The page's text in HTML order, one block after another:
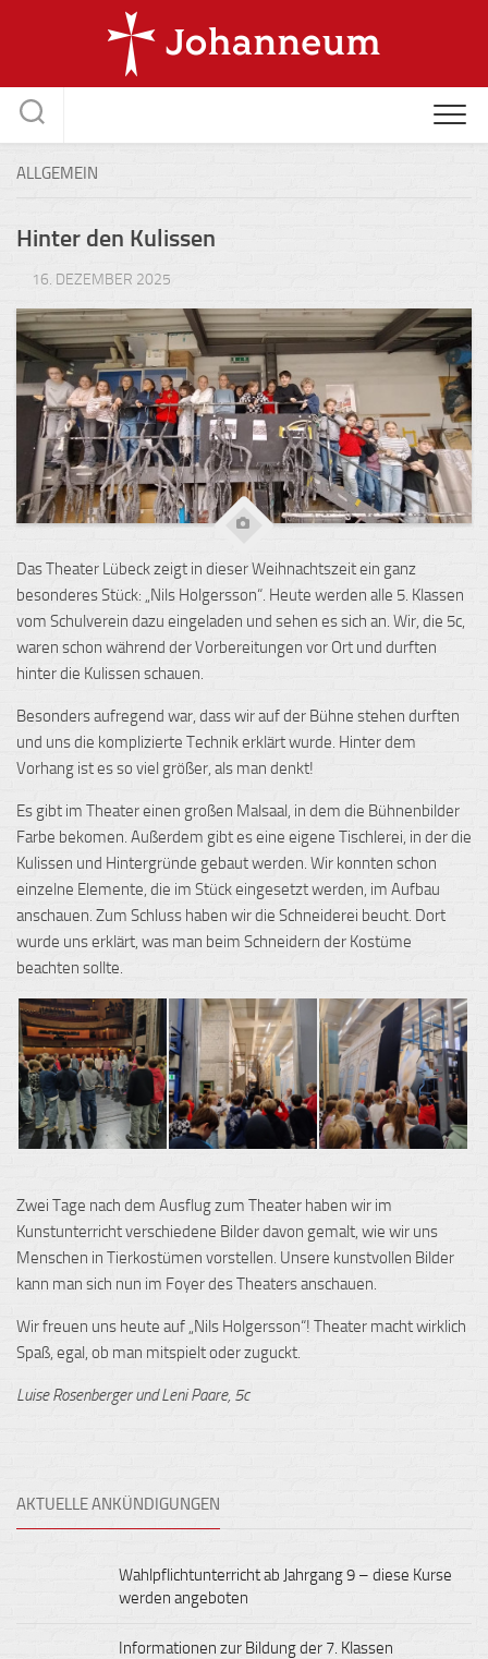
ALLGEMEIN
Hinter den Kulissen
16. DEZEMBER 2025
Das Theater Lübeck zeigt in dieser Weihnachtszeit ein ganz
besonderes Stück: „Nils Holgersson“. Heute werden alle 5. Klassen
vom Schulverein dazu eingeladen und sehen es sich an. Wir, die 5c,
waren schon während der Vorbereitungen vor Ort und durften
hinter die Kulissen schauen.
Besonders aufregend war, dass wir auf der Bühne stehen durften
und uns die komplizierte Technik erklärt wurde. Hinter dem
Vorhang ist es so viel größer, als man denkt!
Es gibt im Theater einen großen Malsaal, in dem die Bühnenbilder
Farbe bekomen. Außerdem gibt es eine eigene Tischlerei, in der die
Kulissen und Hintergründe gebaut werden. Wir konnten schon
einzelne Elemente, die im Stück eingesetzt werden, im Aufbau
anschauen. Zum Schluss haben wir die Schneiderei beucht. Dort
wurde uns erklärt, was man beim Schneidern der Kostüme
beachten sollte.
Zwei Tage nach dem Ausflug zum Theater haben wir im
Kunstunterricht verschiedene Bilder davon gemalt, wie wir uns
Menschen in Tierkostümen vorstellen. Unsere kunstvollen Bilder
kann man sich nun im Foyer des Theaters anschauen.
Wir freuen uns heute auf „Nils Holgersson“! Theater macht wirklich
Spaß, egal, ob man mitspielt oder zuguckt.
Luise Rosenberger und Leni Paare, 5c
AKTUELLE ANKÜNDIGUNGEN
Wahlpflichtunterricht ab Jahrgang 9 – diese Kurse
werden angeboten
Informationen zur Bildung der 7. Klassen